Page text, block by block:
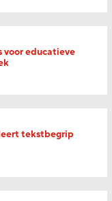
voor educatieve
tekstbegrip